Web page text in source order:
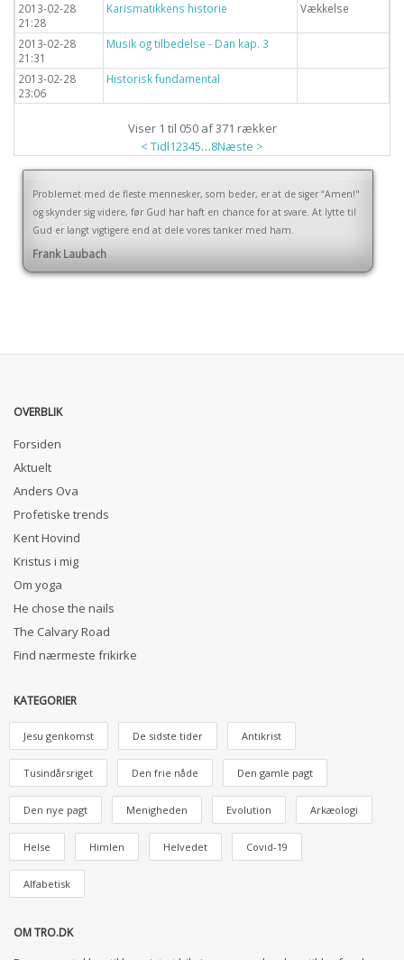
2013-02-28
21:28
Karismatikkens historie Vækkelse
2013-02-28
21:31
Musik og tilbedelse - Dan kap. 3
2013-02-28
23:06
Historisk fundamental
Viser 1 til 050 af 371 rækker
< Tidl12345…8Næste >
Problemet med de fleste mennesker, som beder, er at de siger “Amen!"
og skynder sig videre, før Gud har haft en chance for at svare. At lytte til
Gud er langt vigtigere end at dele vores tanker med ham.
Frank Laubach
OVERBLIK
Forsiden
Aktuelt
Anders Ova
Profetiske trends
Kent Hovind
Kristus i mig
Om yoga
He chose the nails
The Calvary Road
Find nærmeste frikirke
KATEGORIER
Jesu genkomst De sidste tider Antikrist
Tusindårsriget Den frie nåde Den gamle pagt
Den nye pagt Menigheden Evolution Arkæologi
Helse Himlen Helvedet Covid-19
Alfabetisk
OM TRO.DK